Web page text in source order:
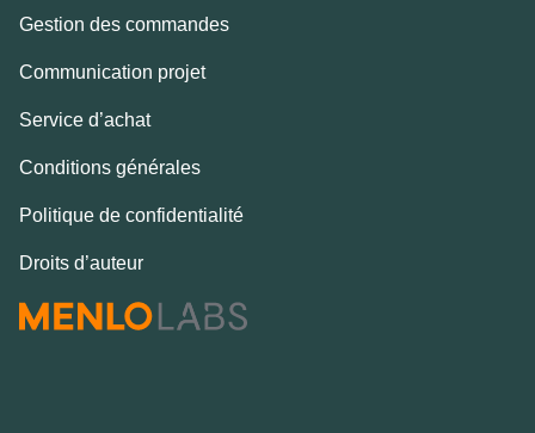
Gestion des commandes
Communication projet
Service d’achat
Conditions générales
Politique de confidentialité
Droits d’auteur